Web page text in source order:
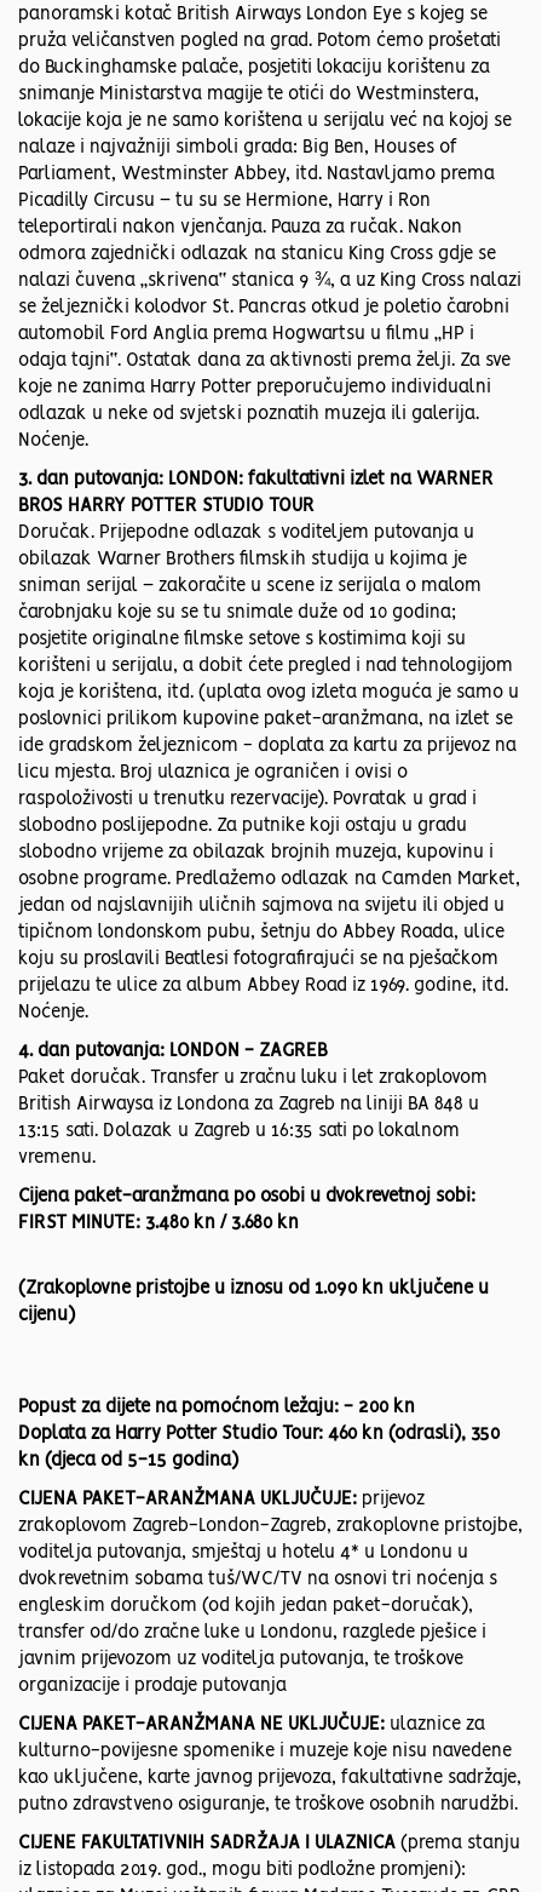
panoramski kotač British Airways London Eye s kojeg se
pruža veličanstven pogled na grad. Potom ćemo prošetati
do Buckinghamske palače, posjetiti lokaciju korištenu za
snimanje Ministarstva magije te otići do Westminstera,
lokacije koja je ne samo korištena u serijalu već na kojoj se
nalaze i najvažniji simboli grada: Big Ben, Houses of
Parliament, Westminster Abbey, itd. Nastavljamo prema
Picadilly Circusu – tu su se Hermione, Harry i Ron
teleportirali nakon vjenčanja. Pauza za ručak. Nakon
odmora zajednički odlazak na stanicu King Cross gdje se
nalazi čuvena „skrivena“ stanica 9 ¾, a uz King Cross nalazi
se željeznički kolodvor St. Pancras otkud je poletio čarobni
automobil Ford Anglia prema Hogwartsu u filmu „HP i
odaja tajni“. Ostatak dana za aktivnosti prema želji. Za sve
koje ne zanima Harry Potter preporučujemo individualni
odlazak u neke od svjetski poznatih muzeja ili galerija.
Noćenje.
3. dan putovanja: LONDON: fakultativni izlet na WARNER
BROS HARRY POTTER STUDIO TOUR
Doručak. Prijepodne odlazak s voditeljem putovanja u
obilazak Warner Brothers filmskih studija u kojima je
sniman serijal – zakoračite u scene iz serijala o malom
čarobnjaku koje su se tu snimale duže od 10 godina;
posjetite originalne filmske setove s kostimima koji su
korišteni u serijalu, a dobit ćete pregled i nad tehnologijom
koja je korištena, itd. (uplata ovog izleta moguća je samo u
poslovnici prilikom kupovine paket-aranžmana, na izlet se
ide gradskom željeznicom - doplata za kartu za prijevoz na
licu mjesta. Broj ulaznica je ograničen i ovisi o
raspoloživosti u trenutku rezervacije). Povratak u grad i
slobodno poslijepodne. Za putnike koji ostaju u gradu
slobodno vrijeme za obilazak brojnih muzeja, kupovinu i
osobne programe. Predlažemo odlazak na Camden Market,
jedan od najslavnijih uličnih sajmova na svijetu ili objed u
tipičnom londonskom pubu, šetnju do Abbey Roada, ulice
koju su proslavili Beatlesi fotografirajući se na pješačkom
prijelazu te ulice za album Abbey Road iz 1969. godine, itd.
Noćenje.
4. dan putovanja: LONDON - ZAGREB
Paket doručak. Transfer u zračnu luku i let zrakoplovom
British Airwaysa iz Londona za Zagreb na liniji BA 848 u
13:15 sati. Dolazak u Zagreb u 16:35 sati po lokalnom
vremenu.
Cijena paket-aranžmana po osobi u dvokrevetnoj sobi:
FIRST MINUTE: 3.480 kn / 3.680 kn
(Zrakoplovne pristojbe u iznosu od 1.090 kn uključene u
cijenu)
Popust za dijete na pomoćnom ležaju: - 200 kn
Doplata za Harry Potter Studio Tour: 460 kn (odrasli), 350
kn (djeca od 5-15 godina)
CIJENA PAKET-ARANŽMANA UKLJUČUJE: prijevoz
zrakoplovom Zagreb-London-Zagreb, zrakoplovne pristojbe,
voditelja putovanja, smještaj u hotelu 4* u Londonu u
dvokrevetnim sobama tuš/WC/TV na osnovi tri noćenja s
engleskim doručkom (od kojih jedan paket-doručak),
transfer od/do zračne luke u Londonu, razglede pješice i
javnim prijevozom uz voditelja putovanja, te troškove
organizacije i prodaje putovanja
CIJENA PAKET-ARANŽMANA NE UKLJUČUJE: ulaznice za
kulturno-povijesne spomenike i muzeje koje nisu navedene
kao uključene, karte javnog prijevoza, fakultativne sadržaje,
putno zdravstveno osiguranje, te troškove osobnih narudžbi.
CIJENE FAKULTATIVNIH SADRŽAJA I ULAZNICA (prema stanju
iz listopada 2019. god., mogu biti podložne promjeni):